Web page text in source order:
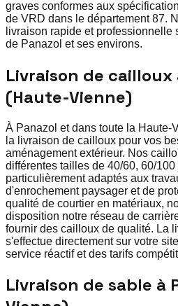
graves conformes aux
de VRD dans le département 87.
livraison rapide et professionnelle
de Panazol et ses environs.
Livraison de cailloux
(Haute-Vienne)
À Panazol et dans toute la Haute-
la livraison de cailloux pour vos
aménagement extérieur. Nos
différentes tailles de 40/60, 60/
particulièrement adaptés aux
d'enrochement paysager et de
qualité de courtier en matériaux,
disposition notre réseau de
fournir des cailloux de qualité. La
s'effectue directement sur votre
service réactif et des tarifs
Livraison de sable à